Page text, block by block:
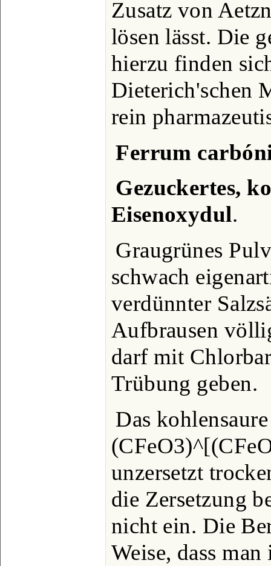
Zusatz von
lösen lässt. Die
hierzu finden
Dieterich'schen
rein
Ferrum
Gezuckertes,
Eisenoxydul.
Graugrünes
schwach
verdünnter
Aufbrausen
darf mit
Trübung geben.
Das
unzersetzt
die Zersetzung
nicht ein. Die
Weise, dass